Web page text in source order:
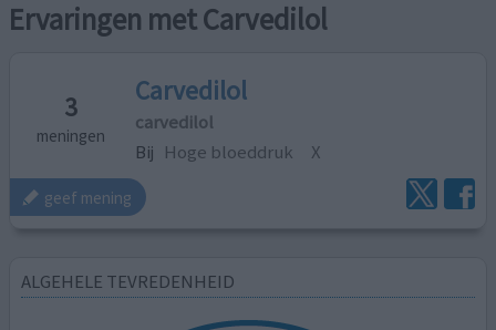
Ervaringen met Carvedilol
3
meningen
Carvedilol
carvedilol
Bij Hoge bloeddruk X
geef mening
ALGEHELE TEVREDENHEID